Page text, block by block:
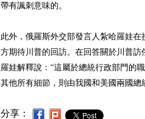
帶有諷刺意味的。
此外，俄羅斯外交部發言人紮哈羅娃
方期待川普的回訪。在回答關於川普
羅娃解釋說：“這屬於總統行政部門的
其他所有細節，則由我國和美國兩國總
分享：